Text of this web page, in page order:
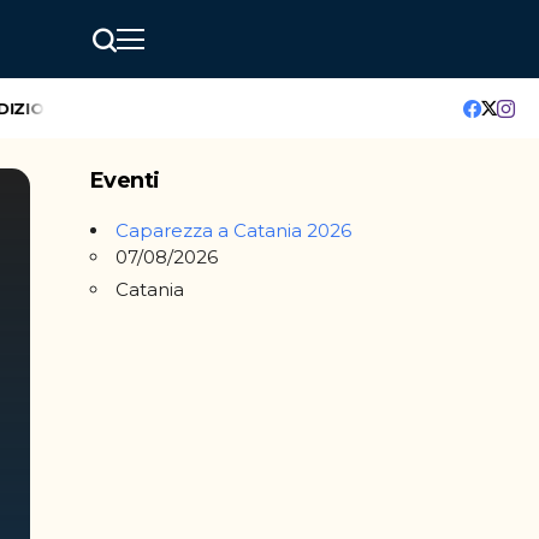
GreenMindAI Catania: l’hackathon che accende il
Eventi
Caparezza a Catania 2026
07/08/2026
Catania